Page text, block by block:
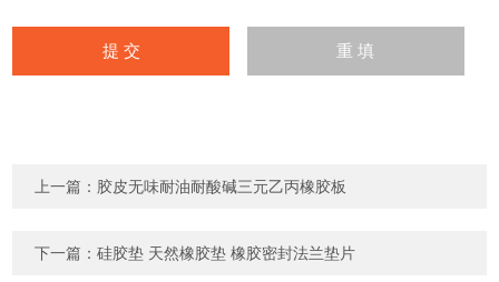
上一篇： 胶皮无味耐油耐酸碱三元乙丙橡胶板
下一篇：硅胶垫 天然橡胶垫 橡胶密封法兰垫片